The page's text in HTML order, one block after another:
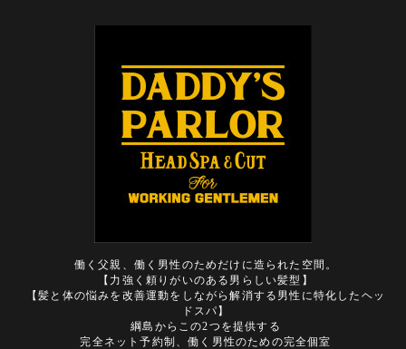
働く父親、働く男性のためだけに造られた空間。
【力強く頼りがいのある男らしい髪型】
【髪と体の悩みを改善運動をしながら解消する男性に特化したヘッ
ドスパ】
綱島からこの2つを提供する
完全ネット予約制、働く男性のための完全個室